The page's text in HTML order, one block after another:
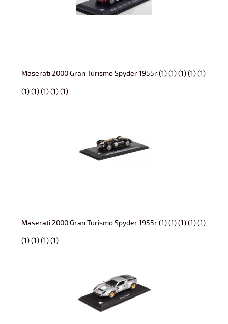
Maserati 2000 Gran Turismo Spyder 1955r (1) (1) (1) (1) (1)
(1) (1) (1) (1) (1)
Maserati 2000 Gran Turismo Spyder 1955r (1) (1) (1) (1) (1)
(1) (1) (1) (1)